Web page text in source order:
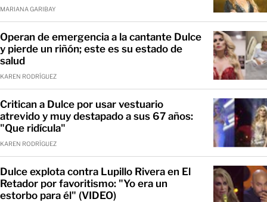
MARIANA GARIBAY
Operan de emergencia a la cantante Dulce
y pierde un riñón; este es su estado de
salud
KAREN RODRÍGUEZ
Critican a Dulce por usar vestuario
atrevido y muy destapado a sus 67 años:
"Que ridícula"
KAREN RODRÍGUEZ
Dulce explota contra Lupillo Rivera en El
Retador por favoritismo: "Yo era un
estorbo para él" (VIDEO)